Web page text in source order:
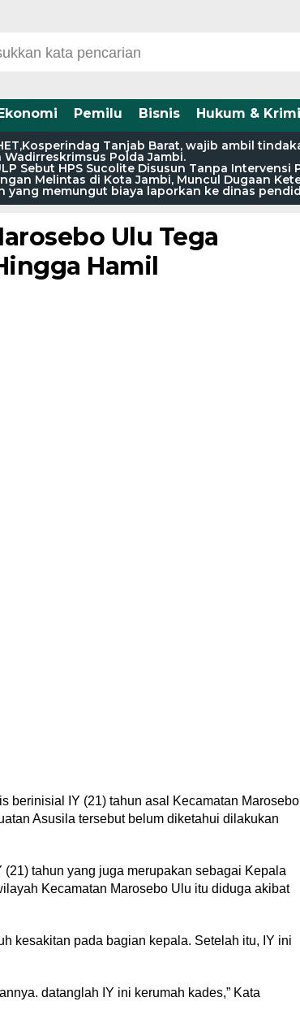
Pemilu Bisnis Hukum &
Tanjab Barat, wajib ambil
Polda Jambi.
Sebut HPS Sucolite Disusun Tanpa Intervensi
Melintas di Kota Jambi, Muncul Dugaan
yang memungut biaya laporkan ke dinas
Ulu Tega
Hamil
berinisial IY (21) tahun asal Kecamatan Marosebo
Asusila tersebut belum diketahui dilakukan
tahun yang juga merupakan sebagai Kepala
Kecamatan Marosebo Ulu itu diduga akibat
kesakitan pada bagian kepala. Setelah itu, IY ini
datanglah IY ini kerumah kades,” Kata